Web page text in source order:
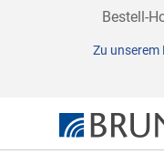
Bestell-
Zu unserem